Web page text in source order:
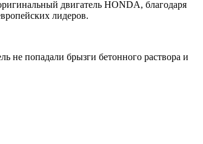
двигатель HONDA, благодаря
лидеров.
не попадали брызги бетонного раствора и